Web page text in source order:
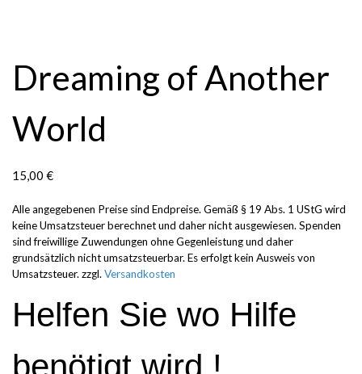
Dreaming of Another
World
15,00 €
Alle angegebenen Preise sind Endpreise. Gemäß § 19 Abs. 1 UStG wird
keine Umsatzsteuer berechnet und daher nicht ausgewiesen. Spenden
sind freiwillige Zuwendungen ohne Gegenleistung und daher
grundsätzlich nicht umsatzsteuerbar. Es erfolgt kein Ausweis von
Umsatzsteuer.zzgl.Versandkosten
Helfen Sie wo Hilfe
benötigt wird !